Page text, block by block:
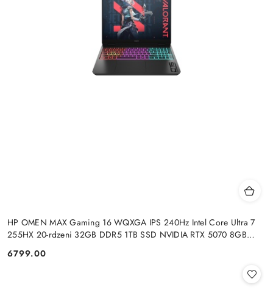
HP OMEN MAX Gaming 16 WQXGA IPS 240Hz Intel Core Ultra 7
255HX 20-rdzeni 32GB DDR5 1TB SSD NVIDIA RTX 5070 8GB
Cena:
6799.00